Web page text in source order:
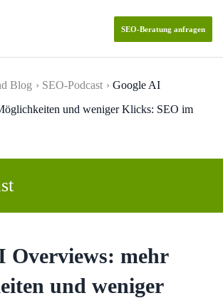
SEO-Beratung anfragen
Blog SEO-Podcast
Google AI
und weniger Klicks: SEO im
Overviews: mehr
und weniger